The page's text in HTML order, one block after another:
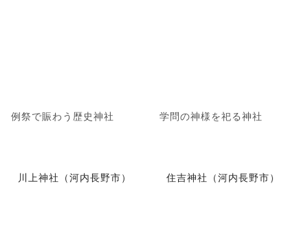
例祭で賑わう歴史神社 学問の神様を祀る神社
川上神社（河内長野市） 住吉神社（河内長野市）